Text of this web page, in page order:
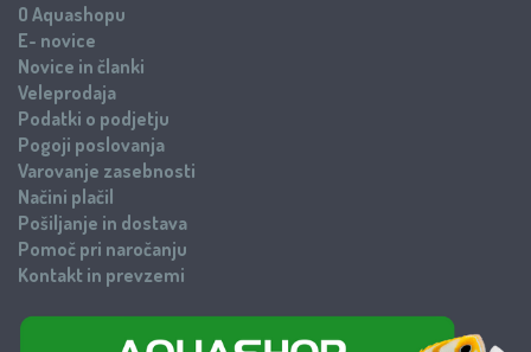
O Aquashopu
E- novice
Novice in članki
Veleprodaja
Podatki o podjetju
Pogoji poslovanja
Varovanje zasebnosti
Načini plačil
Pošiljanje in dostava
Pomoč pri naročanju
Kontakt in prevzemi